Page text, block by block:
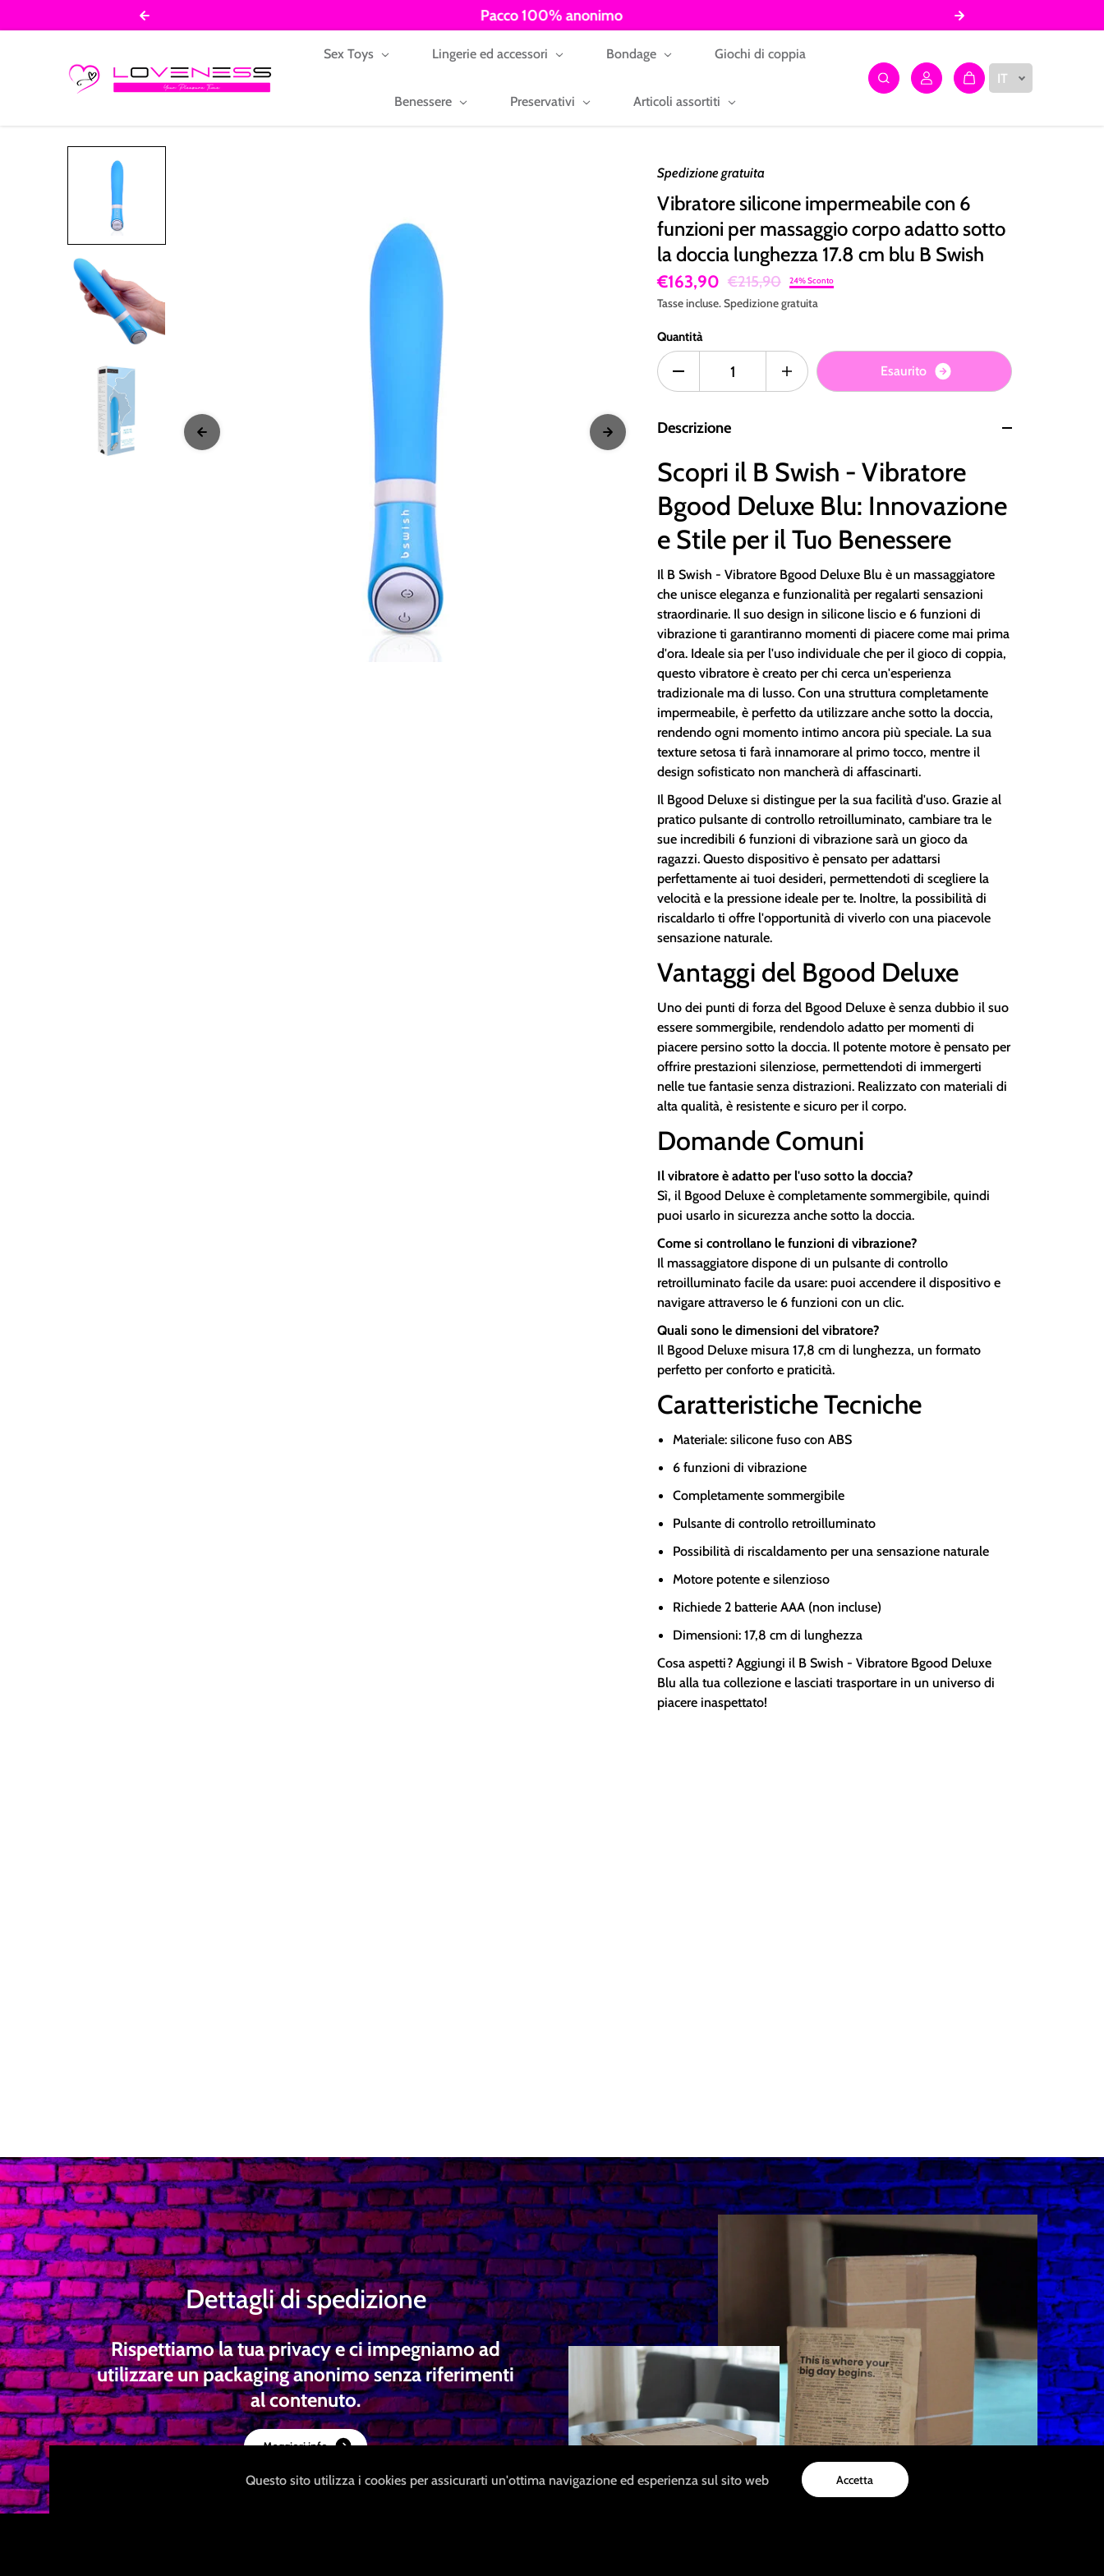
Pacco 100% anonimo
Sex Toys Lingerie ed accessori Bondage Giochi di coppia
Benessere Preservativi Articoli assortiti
IT
Spedizione gratuita
Vibratore silicone impermeabile con 6
funzioni per massaggio corpo adatto sotto
la doccia lunghezza 17.8 cm blu B Swish
€163,90 €215,90 24% Sconto
Tasse incluse.Spedizionegratuita
Quantità
Esaurito
Descrizione
Scopri il B Swish - Vibratore
Bgood Deluxe Blu: Innovazione
e Stile per il Tuo Benessere
Il B Swish - Vibratore Bgood Deluxe Blu è un massaggiatore
che unisce eleganza e funzionalità per regalarti sensazioni
straordinarie. Il suo design in silicone liscio e 6 funzioni di
vibrazione ti garantiranno momenti di piacere come mai prima
d'ora. Ideale sia per l'uso individuale che per il gioco di coppia,
questo vibratore è creato per chi cerca un'esperienza
tradizionale ma di lusso. Con una struttura completamente
impermeabile, è perfetto da utilizzare anche sotto la doccia,
rendendo ogni momento intimo ancora più speciale. La sua
texture setosa ti farà innamorare al primo tocco, mentre il
design sofisticato non mancherà di affascinarti.
Il Bgood Deluxe si distingue per la sua facilità d'uso. Grazie al
pratico pulsante di controllo retroilluminato, cambiare tra le
sue incredibili 6 funzioni di vibrazione sarà un gioco da
ragazzi. Questo dispositivo è pensato per adattarsi
perfettamente ai tuoi desideri, permettendoti di scegliere la
velocità e la pressione ideale per te. Inoltre, la possibilità di
riscaldarlo ti offre l'opportunità di viverlo con una piacevole
sensazione naturale.
Vantaggi del Bgood Deluxe
Uno dei punti di forza del Bgood Deluxe è senza dubbio il suo
essere sommergibile, rendendolo adatto per momenti di
piacere persino sotto la doccia. Il potente motore è pensato per
offrire prestazioni silenziose, permettendoti di immergerti
nelle tue fantasie senza distrazioni. Realizzato con materiali di
alta qualità, è resistente e sicuro per il corpo.
Domande Comuni
Il vibratore è adatto per l'uso sotto la doccia?
Sì, il Bgood Deluxe è completamente sommergibile, quindi
puoi usarlo in sicurezza anche sotto la doccia.
Come si controllano le funzioni di vibrazione?
Il massaggiatore dispone di un pulsante di controllo
retroilluminato facile da usare: puoi accendere il dispositivo e
navigare attraverso le 6 funzioni con un clic.
Quali sono le dimensioni del vibratore?
Il Bgood Deluxe misura 17,8 cm di lunghezza, un formato
perfetto per conforto e praticità.
Caratteristiche Tecniche
Materiale: silicone fuso con ABS
6 funzioni di vibrazione
Completamente sommergibile
Pulsante di controllo retroilluminato
Possibilità di riscaldamento per una sensazione naturale
Motore potente e silenzioso
Richiede 2 batterie AAA (non incluse)
Dimensioni: 17,8 cm di lunghezza
Cosa aspetti? Aggiungi il B Swish - Vibratore Bgood Deluxe
Blu alla tua collezione e lasciati trasportare in un universo di
piacere inaspettato!
Dettagli di spedizione
Rispettiamo la tua privacy e ci impegniamo ad
utilizzare un packaging anonimo senza riferimenti
al contenuto.
Maggioriinfo
Questo sito utilizza i cookies per assicurarti un'ottima navigazione ed esperienza sul sito web Accetta